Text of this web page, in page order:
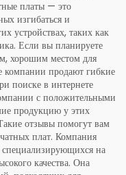
платы — это
изгибаться и
устройствах, таких как
Если вы планируете
хорошим местом для
компании продают гибкие
поиске в интернете
с положительными
продукцию у этих
отзывы помогут вам
плат. Компания
на
качества. Она